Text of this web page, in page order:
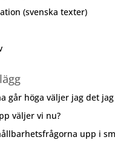
(svenska texter)
går höga väljer jag det
väljer vi nu?
upp i